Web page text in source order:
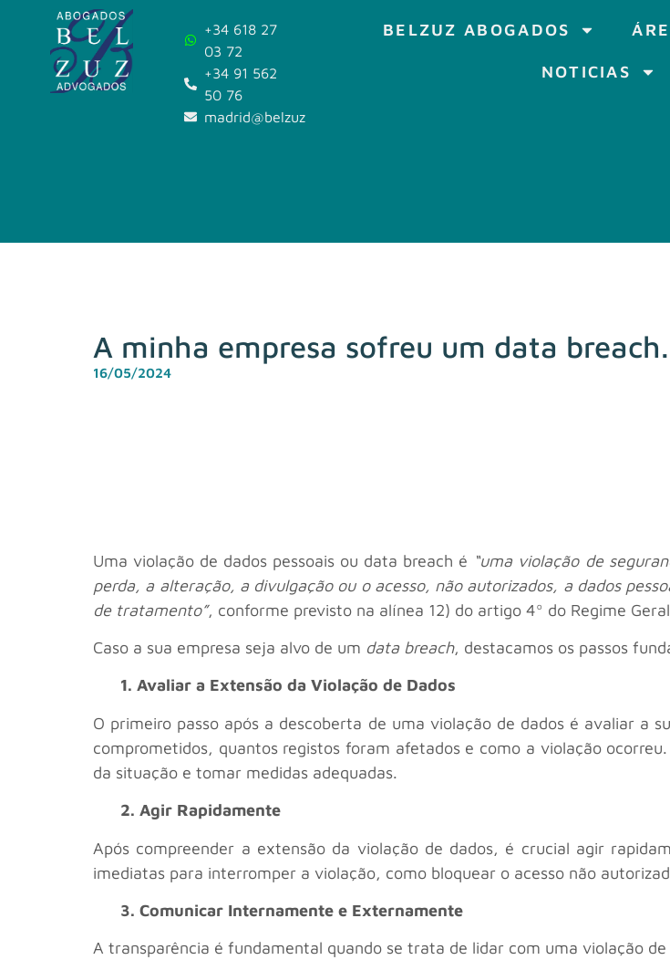
+34 618 27
03 72
+34 91 562
50 76
madrid@belzuz.com
BELZUZ ABOGADOS
NOTICIAS
A minha empresa sofreu um data
16/05/2024
Uma violação de dados pessoais ou data breach é “uma violação de
perda, a alteração, a divulgação ou o acesso, não autorizados, a dados
de tratamento”, conforme previsto na alínea 12) do artigo 4º do Regime Geral
Caso a sua empresa seja alvo de um data breach, destacamos os passos
1. Avaliar a Extensão da Violação de Dados
O primeiro passo após a descoberta de uma violação de dados é avaliar a
comprometidos, quantos registos foram afetados e como a violação
da situação e tomar medidas adequadas.
2. Agir Rapidamente
Após compreender a extensão da violação de dados, é crucial agir
imediatas para interromper a violação, como bloquear o acesso não
3. Comunicar Internamente e Externamente
A transparência é fundamental quando se trata de lidar com uma violação de